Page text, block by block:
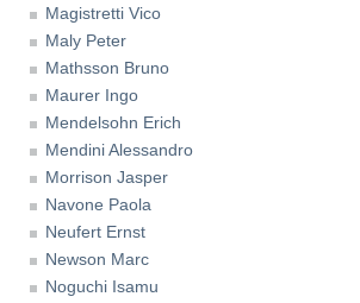
Magistretti Vico
Maly Peter
Mathsson Bruno
Maurer Ingo
Mendelsohn Erich
Mendini Alessandro
Morrison Jasper
Navone Paola
Neufert Ernst
Newson Marc
Noguchi Isamu